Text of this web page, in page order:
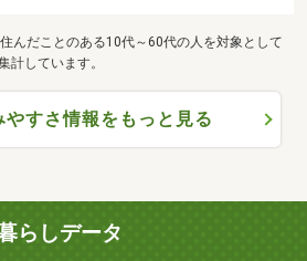
んだことのある10代～60代の人を対象として
計しています。
すさ情報をもっと見る
らしデータ